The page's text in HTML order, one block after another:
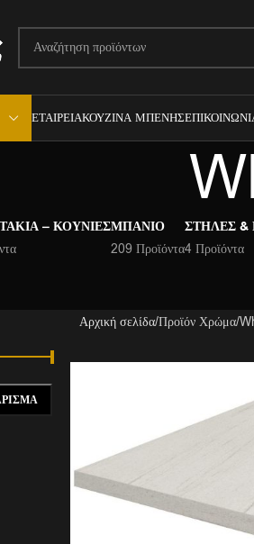
ΕΤΑΙΡΕΊΑΚΟΥΖΊΝΑ ΜΠΕΝΉΣ
– ΚΟΎΝΙΕΣΜΠΆΝΙΟ
209 Προϊόντα
ΣΤΉΛΕΣ &
4 Προϊόντα
Αρχική σελίδα Προϊόν Χρώμα